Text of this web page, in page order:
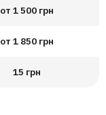
от 1 500 грн
от 1 850 грн
15 грн